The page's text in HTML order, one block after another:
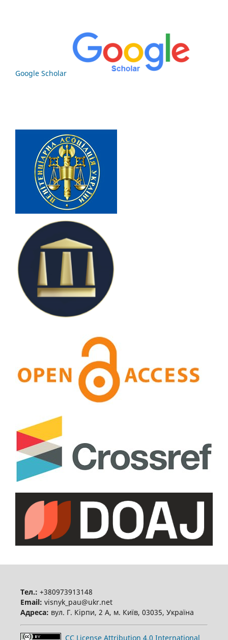
Google Scholar
Тел.: +380973913148
Email: visnyk_pau@ukr.net
Адреса: вул. Г. Кірпи, 2 А, м. Київ, 03035, Україна
CC License Attribution 4.0 International